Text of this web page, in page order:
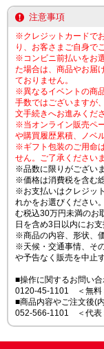
注意事項
※クレジットカードで
り、お客さまご自身で
※コンビニ前払いをお
た場合は、商品やお届
ておりません。
※異なるイベントの商
手数ではございますが
文手続きへお進みくださ
※当オンライン販売ペ
や購買履歴累積、ノベ
※ギフト包装のご用命
せん。ご了承くださいま
※品数に限りがござい
※価格は消費税を含む
※お支払いはクレジッ
れかをお選びください
む税込30万円未満のお
日を含め3日以内にお支
※商品の内容、形状、
※天候・交通事情、そ
や予告なく販売を中止
■操作に関するお問い
0120-45-1101 ＜無料
■商品内容やご注文後(
052-566-1101 ＜代表